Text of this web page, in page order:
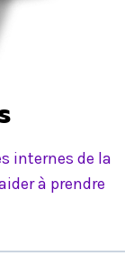
internes de la
à prendre